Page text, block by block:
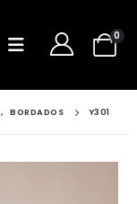
0
, BORDADOS Y301